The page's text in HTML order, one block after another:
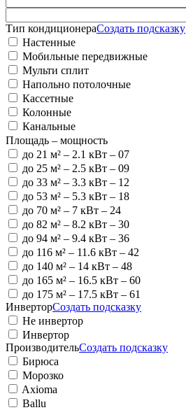
Тип кондиционераСоздать подсказку
Настенные
Мобильные передвижные
Мульти сплит
Напольно потолочные
Кассетные
Колонные
Канальные
Площадь – мощность
до 21 м² – 2.1 кВт – 07
до 25 м² – 2.5 кВт – 09
до 33 м² – 3.3 кВт – 12
до 53 м² – 5.3 кВт – 18
до 70 м² – 7 кВт – 24
до 82 м² – 8.2 кВт – 30
до 94 м² – 9.4 кВт – 36
до 116 м² – 11.6 кВт – 42
до 140 м² – 14 кВт – 48
до 165 м² – 16.5 кВт – 60
до 175 м² – 17.5 кВт – 61
ИнверторСоздать подсказку
Не инвертор
Инвертор
ПроизводительСоздать подсказку
Бирюса
Морозко
Axioma
Ballu